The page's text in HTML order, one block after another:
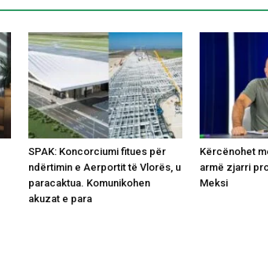
SPAK: Koncorciumi fitues për
ndërtimin e Aerportit të Vlorës, u
paracaktua. Komunikohen
akuzat e para
Kërcënohet
armë zjarri
Meksi